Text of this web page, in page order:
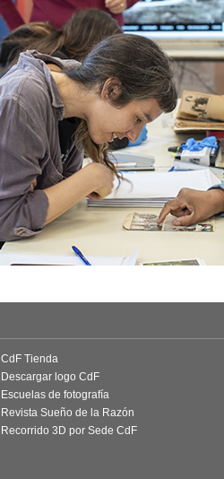
CdF Tienda
Descargar logo CdF
Escuelas de fotografía
Revista Sueño de la Razón
Recorrido 3D por Sede CdF